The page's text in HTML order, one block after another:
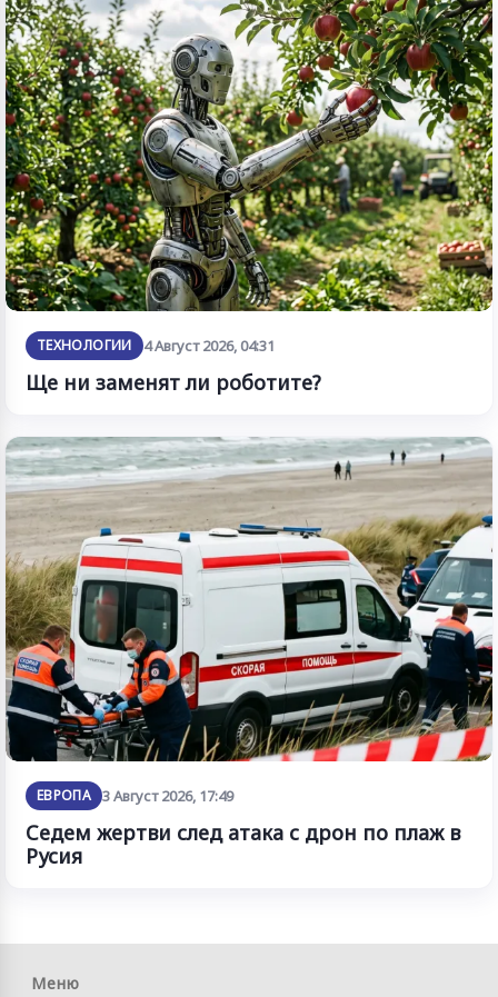
ТЕХНОЛОГИИ 4 Август 2026, 04:31
Ще ни заменят ли роботите?
ЕВРОПА 3 Август 2026, 17:49
Седем жертви след атака с дрон по плаж в
Русия
Меню